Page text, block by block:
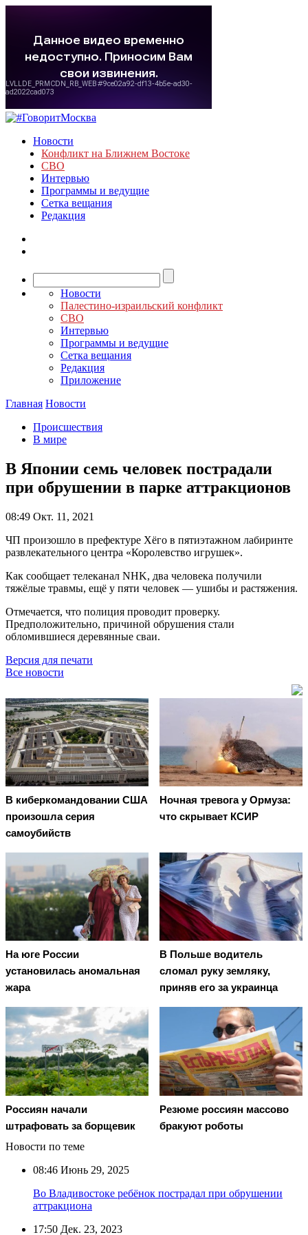
Новости
Конфликт на Ближнем Востоке
СВО
Интервью
Программы и ведущие
Сетка вещания
Редакция
Новости
Палестино-израильский конфликт
СВО
Интервью
Программы и ведущие
Сетка вещания
Редакция
Приложение
Главная Новости
Происшествия
В мире
В Японии семь человек пострадали
при обрушении в парке аттракционов
08:49 Окт. 11, 2021
ЧП произошло в префектуре Хёго в пятиэтажном лабиринте
развлекательного центра «Королевство игрушек».
Как сообщает телеканал NHK, два человека получили
тяжёлые травмы, ещё у пяти человек — ушибы и растяжения.
Отмечается, что полиция проводит проверку.
Предположительно, причиной обрушения стали
обломившиеся деревянные сваи.
Версия для печати
Все новости
В киберкомандовании США
произошла серия
самоубийств
Ночная тревога у Ормуза:
что скрывает КСИР
На юге России
установилась аномальная
жара
В Польше водитель
сломал руку земляку,
приняв его за украинца
Россиян начали
штрафовать за борщевик
Резюме россиян массово
бракуют роботы
Новости по теме
08:46 Июнь 29, 2025
Во Владивостоке ребёнок пострадал при обрушении
аттракциона
17:50 Дек. 23, 2023